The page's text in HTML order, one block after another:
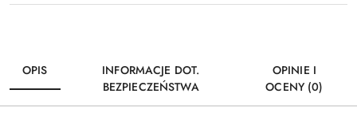
OPIS
INFORMACJE DOT.
BEZPIECZEŃSTWA
OPINIE I
OCENY (0)